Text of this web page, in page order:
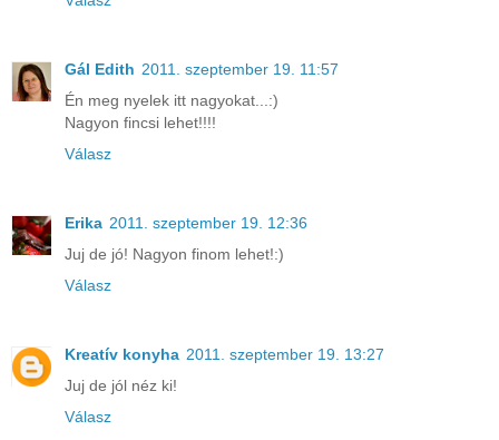
Gál Edith 2011. szeptember 19. 11:57
Én meg nyelek itt nagyokat...:)
Nagyon fincsi lehet!!!!
Válasz
Erika 2011. szeptember 19. 12:36
Juj de jó! Nagyon finom lehet!:)
Válasz
Kreatív konyha 2011. szeptember 19. 13:27
Juj de jól néz ki!
Válasz